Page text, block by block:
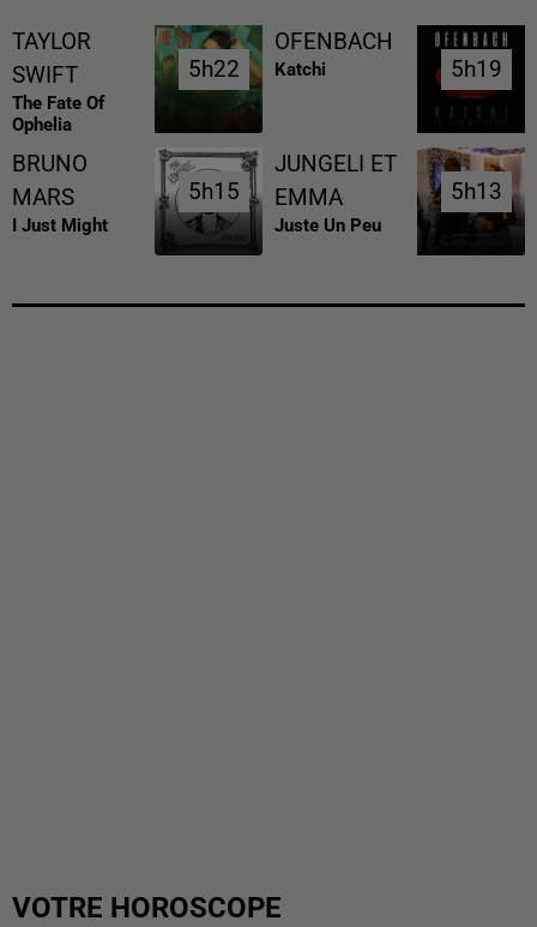
TAYLOR
SWIFT
The Fate Of
Ophelia
5h22
5h22
OFENBACH
Katchi 5h19
5h19
BRUNO
MARS
I Just Might
5h15
5h15
JUNGELI ET
EMMA
Juste Un Peu
5h13
5h13
VOTRE HOROSCOPE